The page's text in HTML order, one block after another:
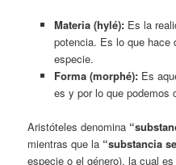
Materia (hylé):Es la
potencia. Es lo que hace
especie.
Forma (morphé):Es
es y por lo que podemos
Aristóteles denomina
mientras que la “substancia
especie o el género), la cual